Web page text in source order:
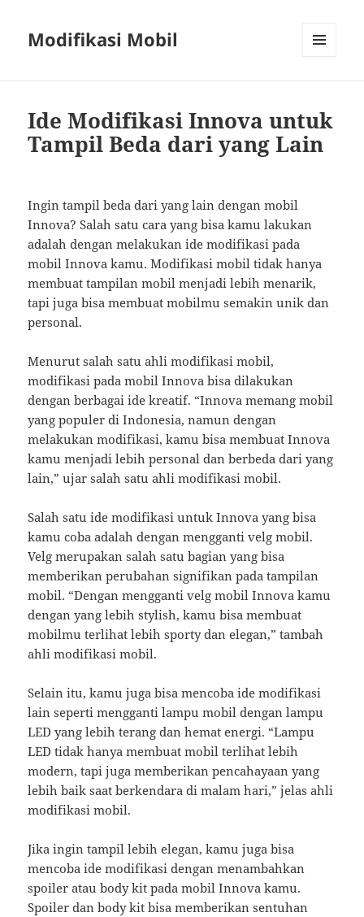
Modifikasi Mobil
Ide Modifikasi Innova untuk
Tampil Beda dari yang Lain
Ingin tampil beda dari yang lain dengan mobil
Innova? Salah satu cara yang bisa kamu lakukan
adalah dengan melakukan ide modifikasi pada
mobil Innova kamu. Modifikasi mobil tidak hanya
membuat tampilan mobil menjadi lebih menarik,
tapi juga bisa membuat mobilmu semakin unik dan
personal.
Menurut salah satu ahli modifikasi mobil,
modifikasi pada mobil Innova bisa dilakukan
dengan berbagai ide kreatif. “Innova memang mobil
yang populer di Indonesia, namun dengan
melakukan modifikasi, kamu bisa membuat Innova
kamu menjadi lebih personal dan berbeda dari yang
lain,” ujar salah satu ahli modifikasi mobil.
Salah satu ide modifikasi untuk Innova yang bisa
kamu coba adalah dengan mengganti velg mobil.
Velg merupakan salah satu bagian yang bisa
memberikan perubahan signifikan pada tampilan
mobil. “Dengan mengganti velg mobil Innova kamu
dengan yang lebih stylish, kamu bisa membuat
mobilmu terlihat lebih sporty dan elegan,” tambah
ahli modifikasi mobil.
Selain itu, kamu juga bisa mencoba ide modifikasi
lain seperti mengganti lampu mobil dengan lampu
LED yang lebih terang dan hemat energi. “Lampu
LED tidak hanya membuat mobil terlihat lebih
modern, tapi juga memberikan pencahayaan yang
lebih baik saat berkendara di malam hari,” jelas ahli
modifikasi mobil.
Jika ingin tampil lebih elegan, kamu juga bisa
mencoba ide modifikasi dengan menambahkan
spoiler atau body kit pada mobil Innova kamu.
Spoiler dan body kit bisa memberikan sentuhan